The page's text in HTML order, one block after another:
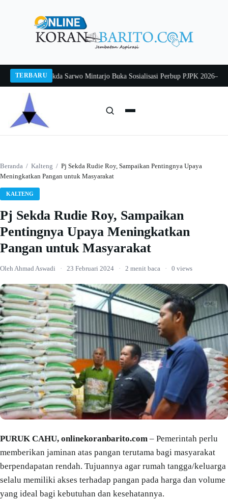
TERBARU
2026Pj Sekda Sarwo Mintarjo Buka Sosialisasi Perbup PJPK 2026–2030
Beranda / Kalteng / Pj Sekda Rudie Roy, Sampaikan Pentingnya Upaya
Meningkatkan Pangan untuk Masyarakat
KALTENG
Pj Sekda Rudie Roy, Sampaikan
Pentingnya Upaya Meningkatkan
Pangan untuk Masyarakat
Oleh Ahmad Aswadi · 23 Februari 2024 · 2 menit baca · 0 views
PURUK CAHU, onlinekoranbarito.com – Pemerintah perlu
memberikan jaminan atas pangan terutama bagi masyarakat
berpendapatan rendah. Tujuannya agar rumah tangga/keluarga
selalu memiliki akses terhadap pangan pada harga dan volume
yang ideal bagi kebutuhan dan kesehatannya.